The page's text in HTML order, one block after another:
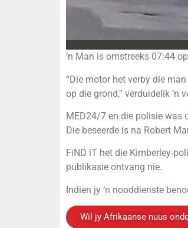
’n Man is omstreeks 07:44
“Die motor het verby die
op die grond,” verduidelik ’n
MED24/7 en die polisie was
Die beseerde is na Robert
FiND iT het die Kimberley-
publikasie ontvang nie.
Indien jy ‘n nooddienste
Wil jy Afrikaanse nuus